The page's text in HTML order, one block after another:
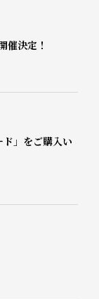
催決定！
ド」をご購入い